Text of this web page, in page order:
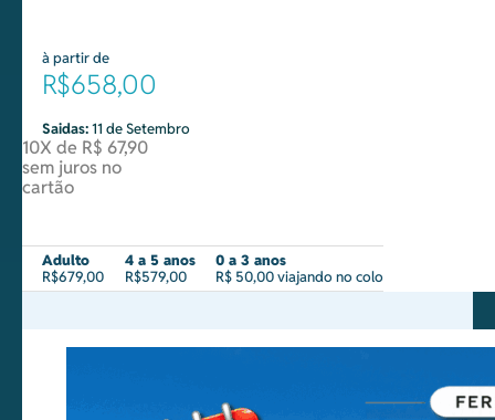
à partir de
R$658,00
Saidas:11 de Setembro
10X de R$ 67,90
sem juros no
cartão
Adulto
R$679,00
4 a 5 anos
R$579,00
0 a 3 anos
R$ 50,00 viajando no colo